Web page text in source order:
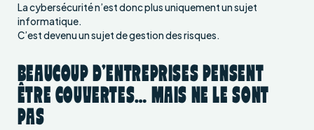
La cybersécurité n’est donc plus uniquement un sujet
informatique.
C’est devenu un sujet de gestion des risques.
BEAUCOUP D’ENTREPRISES PENSENT
ÊTRE COUVERTES… MAIS NE LE SONT
PAS